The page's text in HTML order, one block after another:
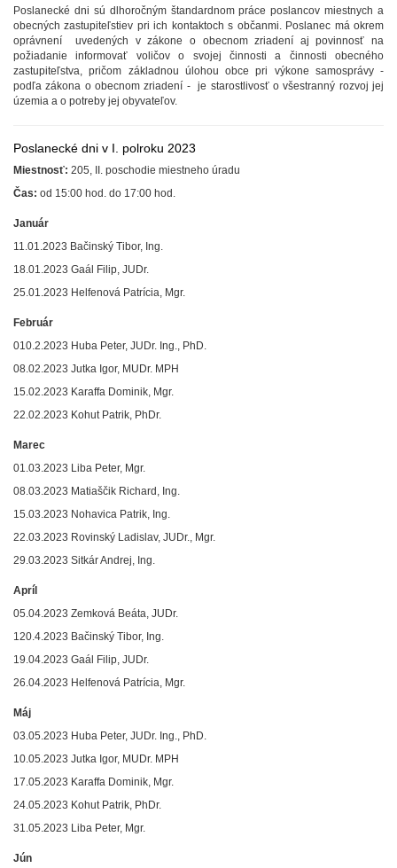
Poslanecké dni sú dlhoročným štandardnom práce poslancov miestnych a
obecných zastupiteľstiev pri ich kontaktoch s občanmi. Poslanec má okrem
oprávnení uvedených v zákone o obecnom zriadení aj povinnosť na
požiadanie informovať voličov o svojej činnosti a činnosti obecného
zastupiteľstva, pričom základnou úlohou obce pri výkone samosprávy -
podľa zákona o obecnom zriadení - je starostlivosť o všestranný rozvoj jej
územia a o potreby jej obyvateľov.
Poslanecké dni v I. polroku 2023
Miestnosť: 205, II. poschodie miestneho úradu
Čas: od 15:00 hod. do 17:00 hod.
Január
11.01.2023 Bačinský Tibor, Ing.
18.01.2023 Gaál Filip, JUDr.
25.01.2023 Helfenová Patrícia, Mgr.
Február
010.2.2023 Huba Peter, JUDr. Ing., PhD.
08.02.2023 Jutka Igor, MUDr. MPH
15.02.2023 Karaffa Dominik, Mgr.
22.02.2023 Kohut Patrik, PhDr.
Marec
01.03.2023 Liba Peter, Mgr.
08.03.2023 Matiaščik Richard, Ing.
15.03.2023 Nohavica Patrik, Ing.
22.03.2023 Rovinský Ladislav, JUDr., Mgr.
29.03.2023 Sitkár Andrej, Ing.
Apríl
05.04.2023 Zemková Beáta, JUDr.
120.4.2023 Bačinský Tibor, Ing.
19.04.2023 Gaál Filip, JUDr.
26.04.2023 Helfenová Patrícia, Mgr.
Máj
03.05.2023 Huba Peter, JUDr. Ing., PhD.
10.05.2023 Jutka Igor, MUDr. MPH
17.05.2023 Karaffa Dominik, Mgr.
24.05.2023 Kohut Patrik, PhDr.
31.05.2023 Liba Peter, Mgr.
Jún